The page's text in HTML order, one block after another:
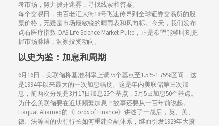
考市场，努力拨开迷雾，寻找线索和答案。
每个交易日，由百老汇大街18号飞速传导到全球证券交易所的股
票价格，无疑是市场最敏锐的晴雨表和风向标。今天，我们发布
点石医疗指数-DAS Life Science Market Pulse，正是希望能够时刻把
握市场脉搏，洞察投资动向。
以史为鉴：加息和周期
6月16日，美联储将基准利率上调75个基点至1.5%-1.75%区间，这
是1994年以来最大的一次加息幅度。这是年内美联储第三次加
息，前两次分别是3月17日加息25个基点，5月5日加息50个基点。
为什么美联储要在近期频繁加息？故事还要从一百年前说起。
Liaquat Ahamed的《Lords of Finance》讲述了一战后，英、美、
德、法等国的央行行长如何重建金融体系，继而引发1929年大萧